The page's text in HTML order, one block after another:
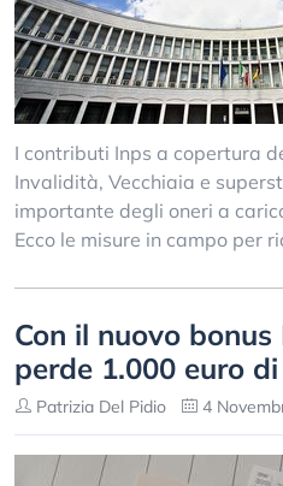
I contributi Inps a copertura
Invalidità, Vecchiaia e
importante degli oneri a
Ecco le misure in campo per
Con il nuovo bonus
perde 1.000 euro
Patrizia Del Pidio 4